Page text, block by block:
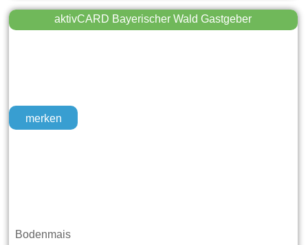
merken
aktivCARD Bayerischer Wald Gastgeber
Bodenmais